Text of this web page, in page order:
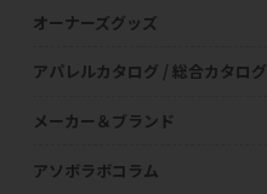
オーナーズグッズ
アパレルカタログ / 総合カタログ
メーカー＆ブランド
アソボラボコラム